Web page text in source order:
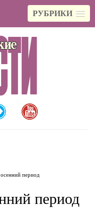
РУБРИКИ
период
период